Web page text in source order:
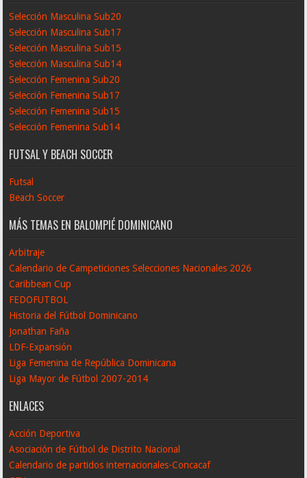
Selección Masculina Sub20
Selección Masculina Sub17
Selección Masculina Sub15
Selección Masculina Sub14
Selección Femenina Sub20
Selección Femenina Sub17
Selección Femenina Sub15
Selección Femenina Sub14
FUTSAL Y BEACH SOCCER
Futsal
Beach Soccer
MÁS TEMAS EN BALOMPIÉ DOMINICANO
Arbitraje
Calendario de Campeticiones Selecciones Nacionales 2026
Caribbean Cup
FEDOFUTBOL
Historia del Fútbol Dominicano
Jonathan Faña
LDF-Expansión
Liga Femenina de República Dominicana
Liga Mayor de Fútbol 2007-2014
ENLACES
Acción Deportiva
Asociación de Fútbol de Distrito Nacional
Calendario de partidos internacionales-Concacaf